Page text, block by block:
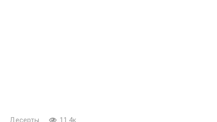
Десерты 11.4к.